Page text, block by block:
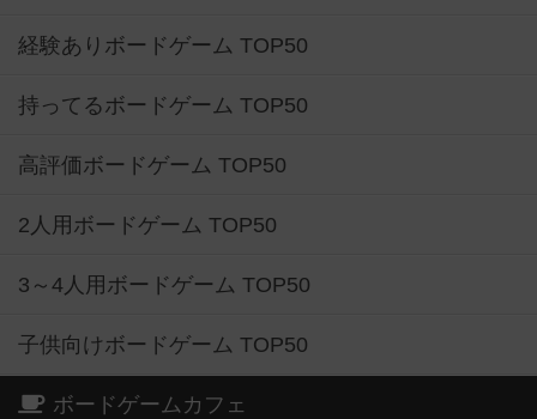
経験ありボードゲーム TOP50
持ってるボードゲーム TOP50
高評価ボードゲーム TOP50
2人用ボードゲーム TOP50
3～4人用ボードゲーム TOP50
子供向けボードゲーム TOP50
ボードゲームカフェ